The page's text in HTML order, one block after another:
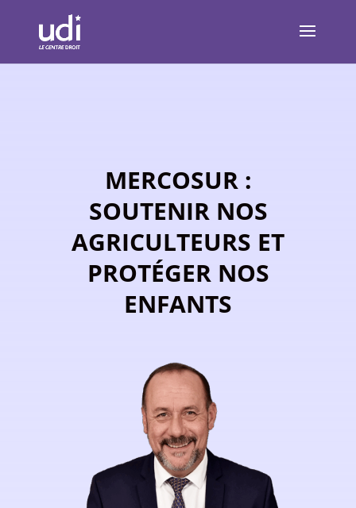
MERCOSUR :
SOUTENIR NOS
AGRICULTEURS ET
PROTÉGER NOS
ENFANTS